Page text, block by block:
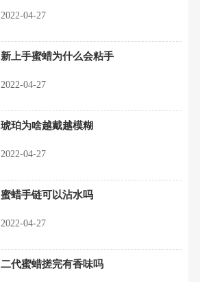
2022-04-27
新上手蜜蜡为什么会粘手
2022-04-27
琥珀为啥越戴越模糊
2022-04-27
蜜蜡手链可以沾水吗
2022-04-27
二代蜜蜡搓完有香味吗